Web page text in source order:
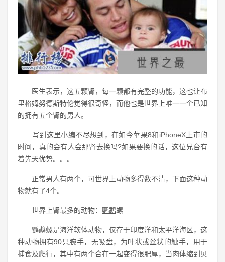
医生表示，这五颗肾，每一颗都有完整的功能，这也让布
里格姆努德斯特伦觉得很奇怪，而他也是世界上唯一一个已知
的拥有五个肾的男人。
写到这里小编不尽想到，在如今苹果8和iPhoneX上市的
时间 ，真的会有人会那肾去换吗?如果要换的话，这位兄台有
着先天优势。。。
正常男人有两个，可世界上动物多得数不清，下面这种动
物就有了4个。
世界上肾最多的动物： 鹦鹉螺
鹦鹉螺是海洋软体动物，仅存于印度洋和太平洋海区，这
种动物拥有90只腕手，无吸盘，为叶状或丝状的触手，用于
捕食及爬行，其中有两个合在一起变得很肥厚，当肉体缩到贝